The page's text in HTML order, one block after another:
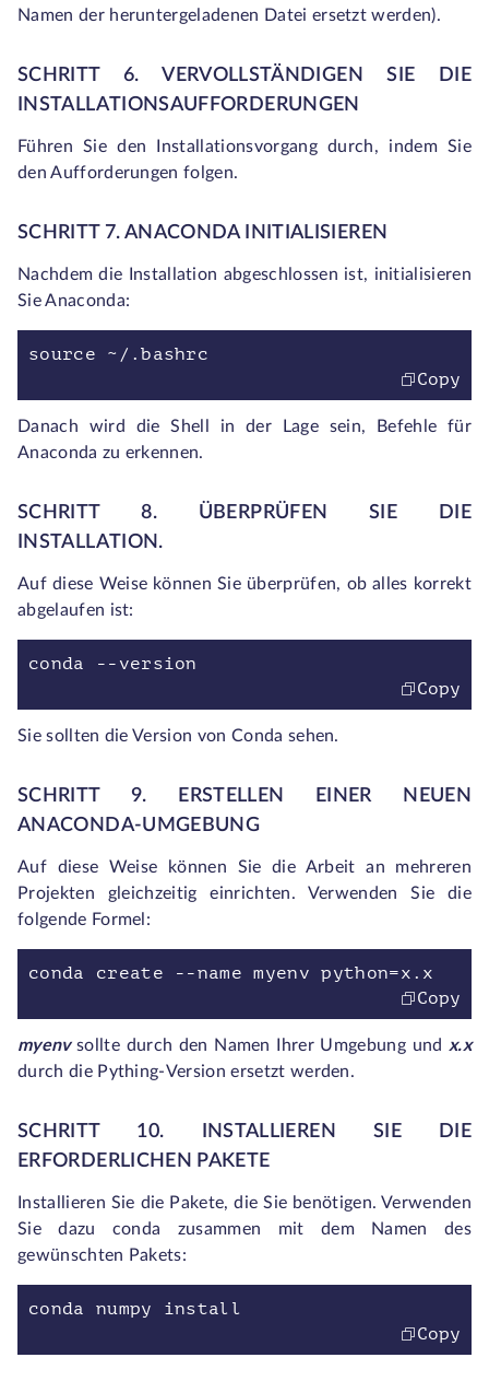
Namen der heruntergeladenen Datei ersetzt werden).
SCHRITT 6. VERVOLLSTÄNDIGEN SIE DIE
INSTALLATIONSAUFFORDERUNGEN
Führen Sie den Installationsvorgang durch, indem Sie
den Aufforderungen folgen.
SCHRITT 7. ANACONDA INITIALISIEREN
Nachdem die Installation abgeschlossen ist, initialisieren
Sie Anaconda:
source ~/.bashrc
Copy
Danach wird die Shell in der Lage sein, Befehle für
Anaconda zu erkennen.
SCHRITT 8. ÜBERPRÜFEN SIE DIE
INSTALLATION.
Auf diese Weise können Sie überprüfen, ob alles korrekt
abgelaufen ist:
conda --version
Copy
Sie sollten die Version von Conda sehen.
SCHRITT 9. ERSTELLEN EINER NEUEN
ANACONDA-UMGEBUNG
Auf diese Weise können Sie die Arbeit an mehreren
Projekten gleichzeitig einrichten. Verwenden Sie die
folgende Formel:
conda create --name myenv python=x.x
Copy
myenv sollte durch den Namen Ihrer Umgebung und x.x
durch die Pything-Version ersetzt werden.
SCHRITT 10. INSTALLIEREN SIE DIE
ERFORDERLICHEN PAKETE
Installieren Sie die Pakete, die Sie benötigen. Verwenden
Sie dazu conda zusammen mit dem Namen des
gewünschten Pakets:
conda numpy install
Copy